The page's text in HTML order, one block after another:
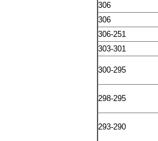
306
306
306-251
303-301
300-295
298-295
293-290